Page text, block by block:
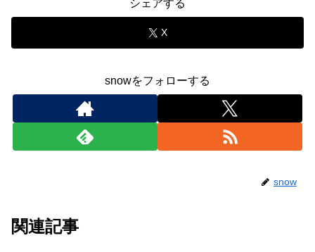
シェアする
X
snowをフォローする
snow
関連記事